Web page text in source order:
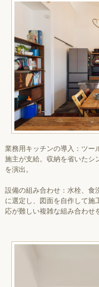
業務用キッチンの導入：ツー
施主が支給。収納を省いたシ
を演出。
設備の組み合わせ：水栓、食
に選定し、図面を自作して施
応が難しい複雑な組み合わせ